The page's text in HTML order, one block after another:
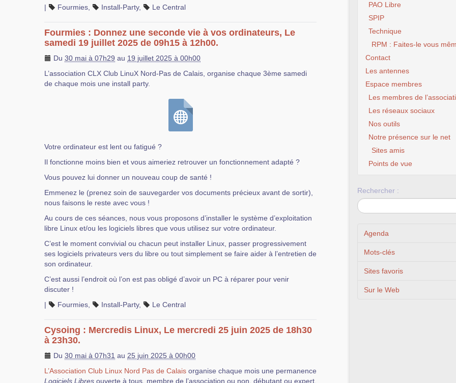
|
Fourmies Install-Party, Le Central
Fourmies : Donnez une seconde vie à vos ordinateurs, Le
samedi 19 juillet 2025 de 09h15 à 12h00.
Du 30 mai à 07h29 au 19 juillet 2025 à 00h00
L’association CLX Club LinuX Nord-Pas de Calais, organise chaque 3ème samedi
de chaque mois une install party.
Votre ordinateur est lent ou fatigué ?
Il fonctionne moins bien et vous aimeriez retrouver un fonctionnement adapté ?
Vous pouvez lui donner un nouveau coup de santé !
Emmenez le (prenez soin de sauvegarder vos documents précieux avant de sortir),
nous faisons le reste avec vous !
Au cours de ces séances, nous vous proposons d’installer le système d’exploitation
libre Linux et/ou les logiciels libres que vous utilisez sur votre ordinateur.
C’est le moment convivial ou chacun peut installer Linux, passer progressivement
ses logiciels privateurs vers du libre ou tout simplement se faire aider à l’entretien de
son ordinateur.
C’est aussi l’endroit où l’on est pas obligé d’avoir un PC à réparer pour venir
discuter !
|
Fourmies Install-Party, Le Central
Cysoing : Mercredis Linux, Le mercredi 25 juin 2025 de 18h30
à 23h30.
Du 30 mai à 07h31 au 25 juin 2025 à 00h00
L’Association Club Linux Nord Pas de Calais organise chaque mois une permanence
Logiciels Libres ouverte à tous, membre de l’association ou non, débutant ou expert,
PAO Libre
SPIP
Technique
RPM : Faites-le vous
Contact
Les antennes
Espace membres
Les membres de
Les réseaux sociaux
Nos outils
Notre présence sur le net
Sites amis
Points de vue
Rechercher :
Agenda
Mots-clés
Sites favoris
Sur le Web